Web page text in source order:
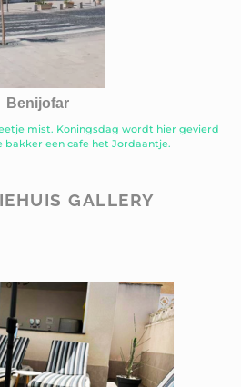
Benijofar
mist. Koningsdag wordt hier gevierd
bakker een cafe het Jordaantje.
GALLERY